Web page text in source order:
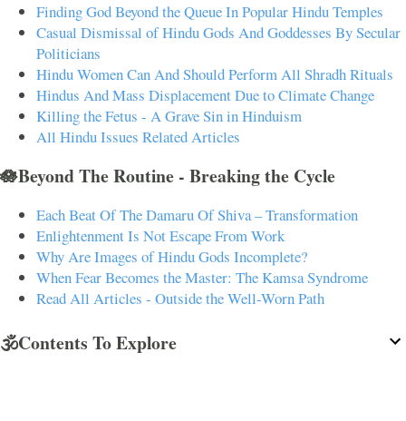
Finding God Beyond the Queue In Popular Hindu Temples
Casual Dismissal of Hindu Gods And Goddesses By Secular
Politicians
Hindu Women Can And Should Perform All Shradh Rituals
Hindus And Mass Displacement Due to Climate Change
Killing the Fetus - A Grave Sin in Hinduism
All Hindu Issues Related Articles
🪷Beyond The Routine - Breaking the Cycle
Each Beat Of The Damaru Of Shiva – Transformation
Enlightenment Is Not Escape From Work
Why Are Images of Hindu Gods Incomplete?
When Fear Becomes the Master: The Kamsa Syndrome
Read All Articles - Outside the Well-Worn Path
🕉️Contents To Explore